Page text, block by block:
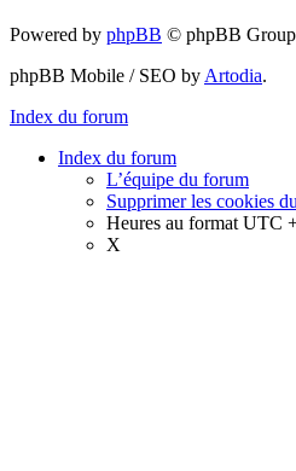
Powered by phpBB © phpBB
phpBB Mobile / SEO by Artodia.
Index du forum
Index du forum
L’équipe du forum
Supprimer les cookies
Heures au format UTC
X